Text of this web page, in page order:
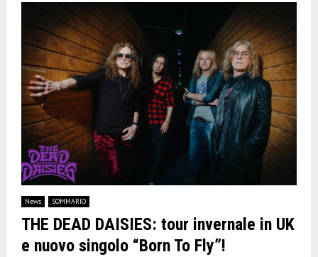
News SOMMARIO
THE DEAD DAISIES: tour invernale in UK
e nuovo singolo “Born To Fly”!